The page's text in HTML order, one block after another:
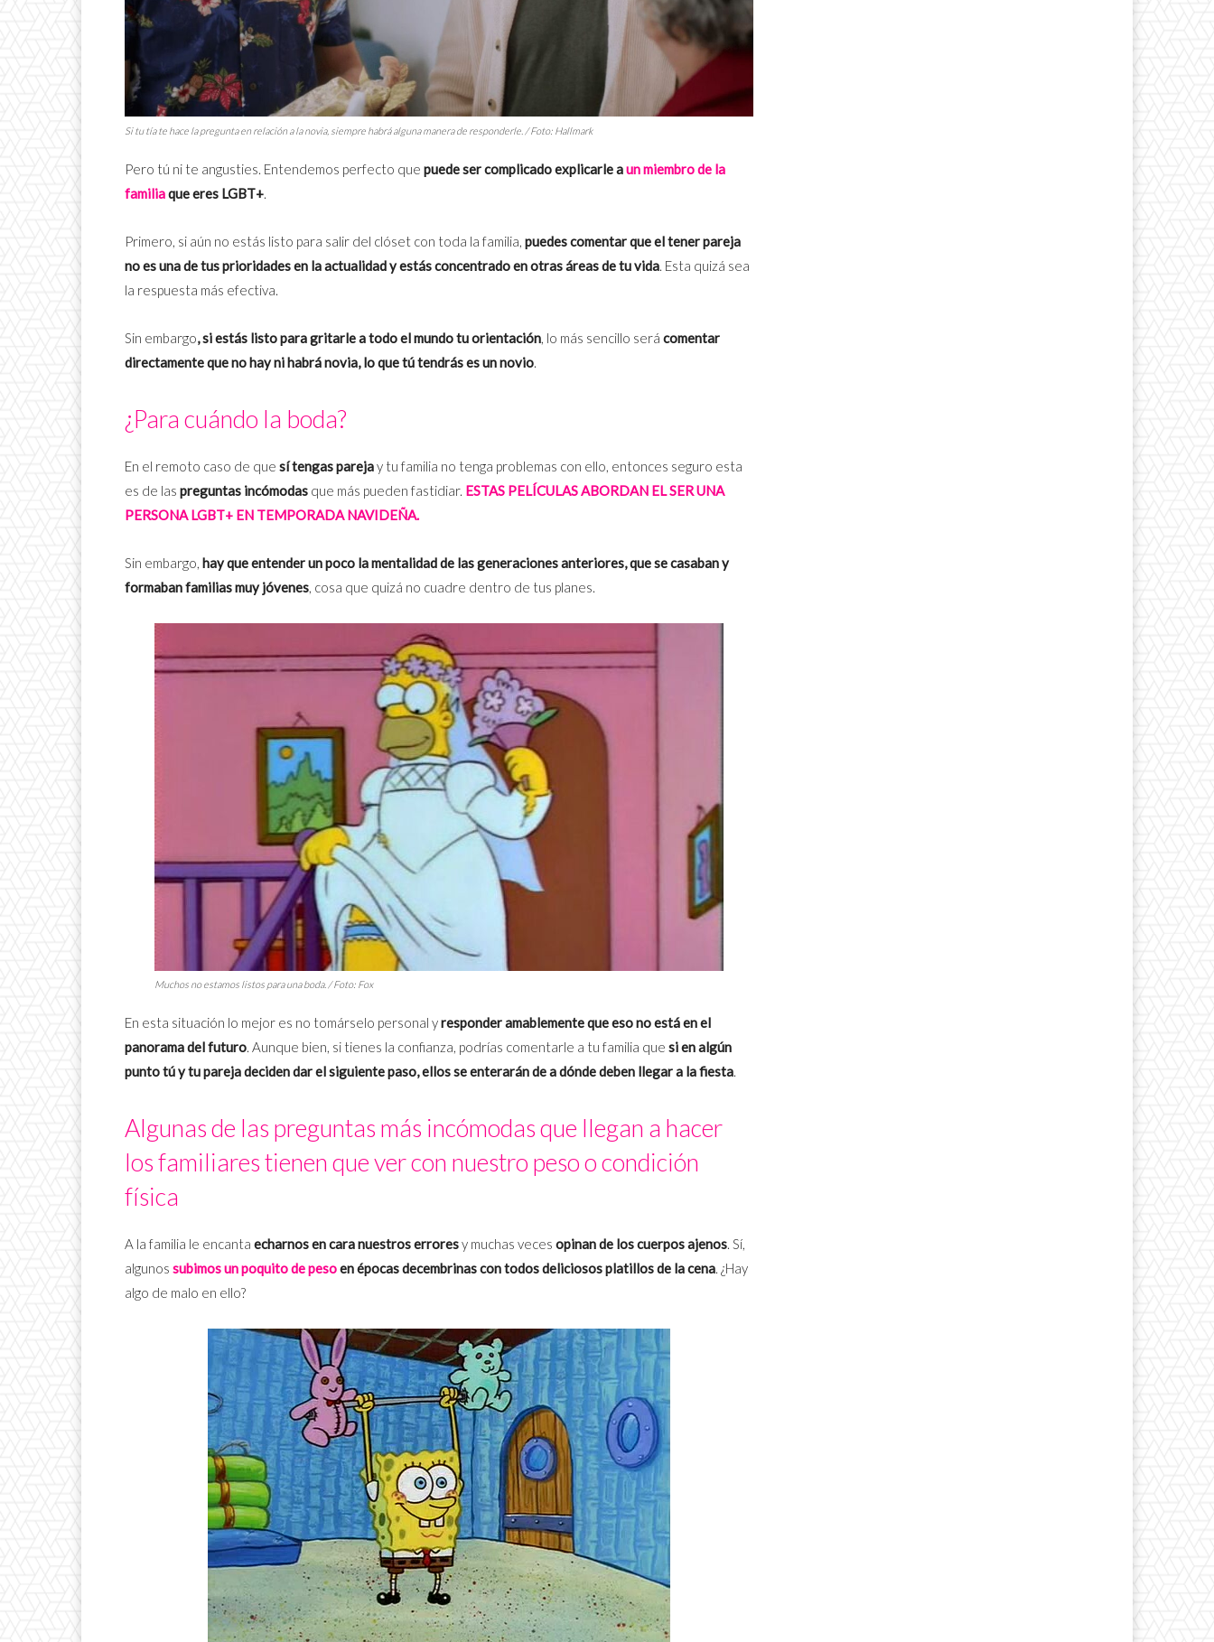
Si tu tía te hace la pregunta en relación a la novia, siempre habrá alguna manera de responderle. / Foto: Hallmark
Pero tú ni te angusties. Entendemos perfecto que puede ser complicado explicarle aun miembro de la
familiaque eres LGBT+.
Primero, si aún no estás listo para salir del clóset con toda la familia, puedes comentar que el tener pareja
no es una de tus prioridades en la actualidad y estás concentrado en otras áreas de tu vida. Esta quizá sea
la respuesta más efectiva.
Sin embargo, si estás listo para gritarle a todo el mundo tu orientación, lo más sencillo será comentar
directamente que no hay ni habrá novia, lo que tú tendrás es un novio.
¿Para cuándo la boda?
En el remoto caso de que sí tengas parejay tu familia no tenga problemas con ello, entonces seguro esta
es de las preguntas incómodas que más pueden fastidiar. ESTAS PELÍCULAS ABORDAN EL SER UNA
PERSONA LGBT+ EN TEMPORADA NAVIDEÑA.
Sin embargo, hay que entender un poco la mentalidad de las generaciones anteriores, que se casaban y
formaban familias muy jóvenes, cosa que quizá no cuadre dentro de tus planes.
Muchos no estamos listos para una boda. / Foto: Fox
En esta situación lo mejor es no tomárselo personal yresponder amablemente que eso no está en el
panorama del futuro. Aunque bien, si tienes la confianza, podrías comentarle a tu familia que si en algún
punto tú y tu pareja deciden dar el siguiente paso, ellos se enterarán de a dónde deben llegar a la fiesta.
Algunas de las preguntas más incómodas que llegan a hacer
los familiares tienen que ver con nuestro peso o condición
física
A la familia le encanta echarnos en cara nuestros erroresy muchas veces opinan de los cuerpos ajenos. Sí,
algunos subimos un poquito de pesoen épocas decembrinas con todos deliciosos platillos de la cena. ¿Hay
algo de malo en ello?